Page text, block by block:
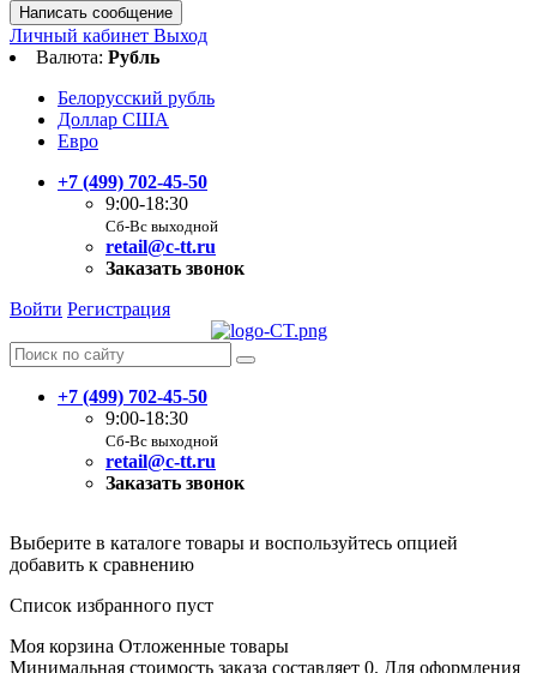
Написать сообщение
Личный кабинет Выход
Валюта: Рубль
Белорусский рубль
Доллар США
Евро
+7 (499) 702-45-50
9:00-18:30
Сб-Вс выходной
retail@c-tt.ru
Заказать звонок
Войти Регистрация
+7 (499) 702-45-50
9:00-18:30
Сб-Вс выходной
retail@c-tt.ru
Заказать звонок
Выберите в каталоге товары и воспользуйтесь опцией
добавить к сравнению
Список избранного пуст
Моя корзина Отложенные товары
Минимальная стоимость заказа составляет 0. Для оформления